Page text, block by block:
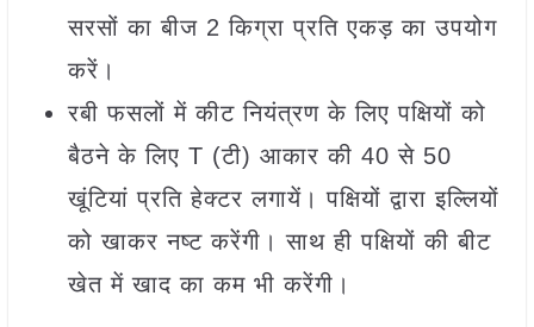
सरसों का बीज 2 किग्रा प्रति एकड़ का उपयोग
करें।
रबी फसलों में कीट नियंत्रण के लिए पक्षियों को
बैठने के लिए T (टी) आकार की 40 से 50
खूंटियां प्रति हेक्टर लगायें। पक्षियों द्वारा इल्लियों
को खाकर नष्ट करेंगी। साथ ही पक्षियों की बीट
खेत में खाद का कम भी करेंगी।